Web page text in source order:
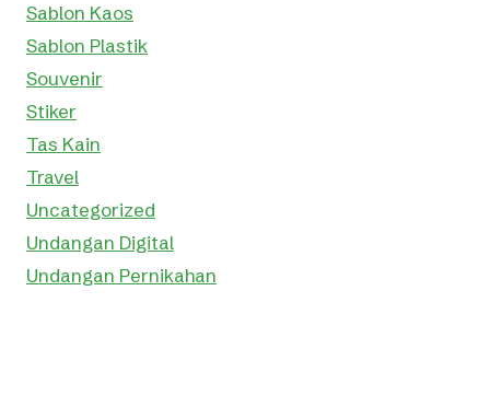
Sablon Kaos
Sablon Plastik
Souvenir
Stiker
Tas Kain
Travel
Uncategorized
Undangan Digital
Undangan Pernikahan